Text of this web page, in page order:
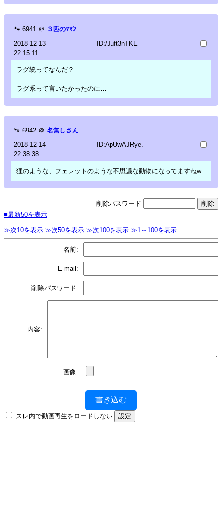
🐾 6941 ＠ ３匹のﾏﾏﾝ
2018-12-13
22:15:11
ID:/Juft3nTKE
ラグ統ってなんだ？
ラグ系って言いたかったのに…
🐾 6942 ＠ 名無しさん
2018-12-14
22:38:38
ID:ApUwAJRye.
狸のような、フェレットのような不思議な動物になってますねw
削除パスワード
■最新50を表示
≫次10を表示 ≫次50を表示 ≫次100を表示 ≫1～100を表示
名前:
E-mail:
削除パスワード:
内容:
画像:
書き込む
スレ内で動画再生をロードしない